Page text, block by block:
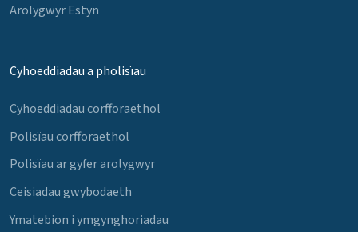
Arolygwyr Estyn
Cyhoeddiadau a pholisïau
Cyhoeddiadau corfforaethol
Polisïau corfforaethol
Polisïau ar gyfer arolygwyr
Ceisiadau gwybodaeth
Ymatebion i ymgynghoriadau